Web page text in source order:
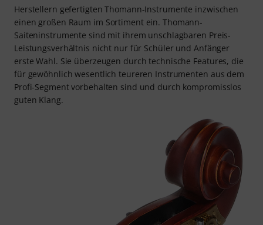
Herstellern gefertigten Thomann-Instrumente inzwischen
einen großen Raum im Sortiment ein. Thomann-
Saiteninstrumente sind mit ihrem unschlagbaren Preis-
Leistungsverhältnis nicht nur für Schüler und Anfänger
erste Wahl. Sie überzeugen durch technische Features, die
für gewöhnlich wesentlich teureren Instrumenten aus dem
Profi-Segment vorbehalten sind und durch kompromisslos
guten Klang.